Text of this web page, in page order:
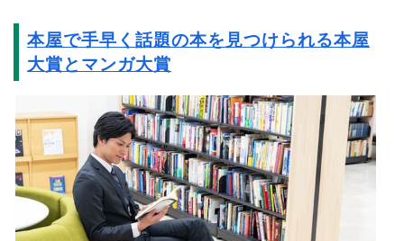
本屋で手早く話題の本を見つけられる本屋
大賞とマンガ大賞